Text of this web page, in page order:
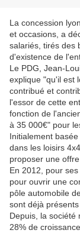
La concession
et occasions, a
salariés, tirés des
d'existence de
Le PDG, Jean-
explique "qu'il est
contribué et
l'essor de cette
fonction de
à 35 000€" pour
Initialement
dans les loisirs
proposer une
En 2012, pour
pour ouvrir une
pôle automobile
sont déjà
Depuis, la société
28% de